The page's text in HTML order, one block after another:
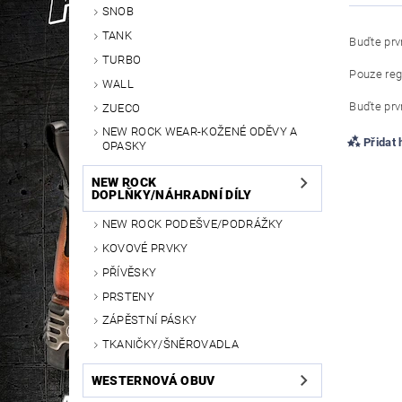
SNOB
TANK
TURBO
WALL
ZUECO
NEW ROCK WEAR-KOŽENÉ ODĚVY A
OPASKY
NEW ROCK
DOPLŇKY/NÁHRADNÍ DÍLY
NEW ROCK PODEŠVE/PODRÁŽKY
KOVOVÉ PRVKY
PŘÍVĚSKY
PRSTENY
ZÁPĚSTNÍ PÁSKY
TKANIČKY/ŠNĚROVADLA
WESTERNOVÁ OBUV
Buďte
Pouze
Buďte
Přidat